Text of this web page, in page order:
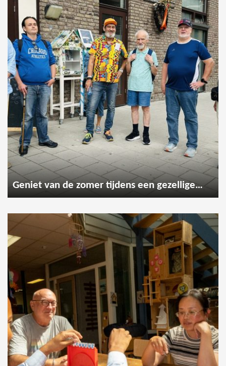
Geniet van de zomer tijdens een gezellige wandeling